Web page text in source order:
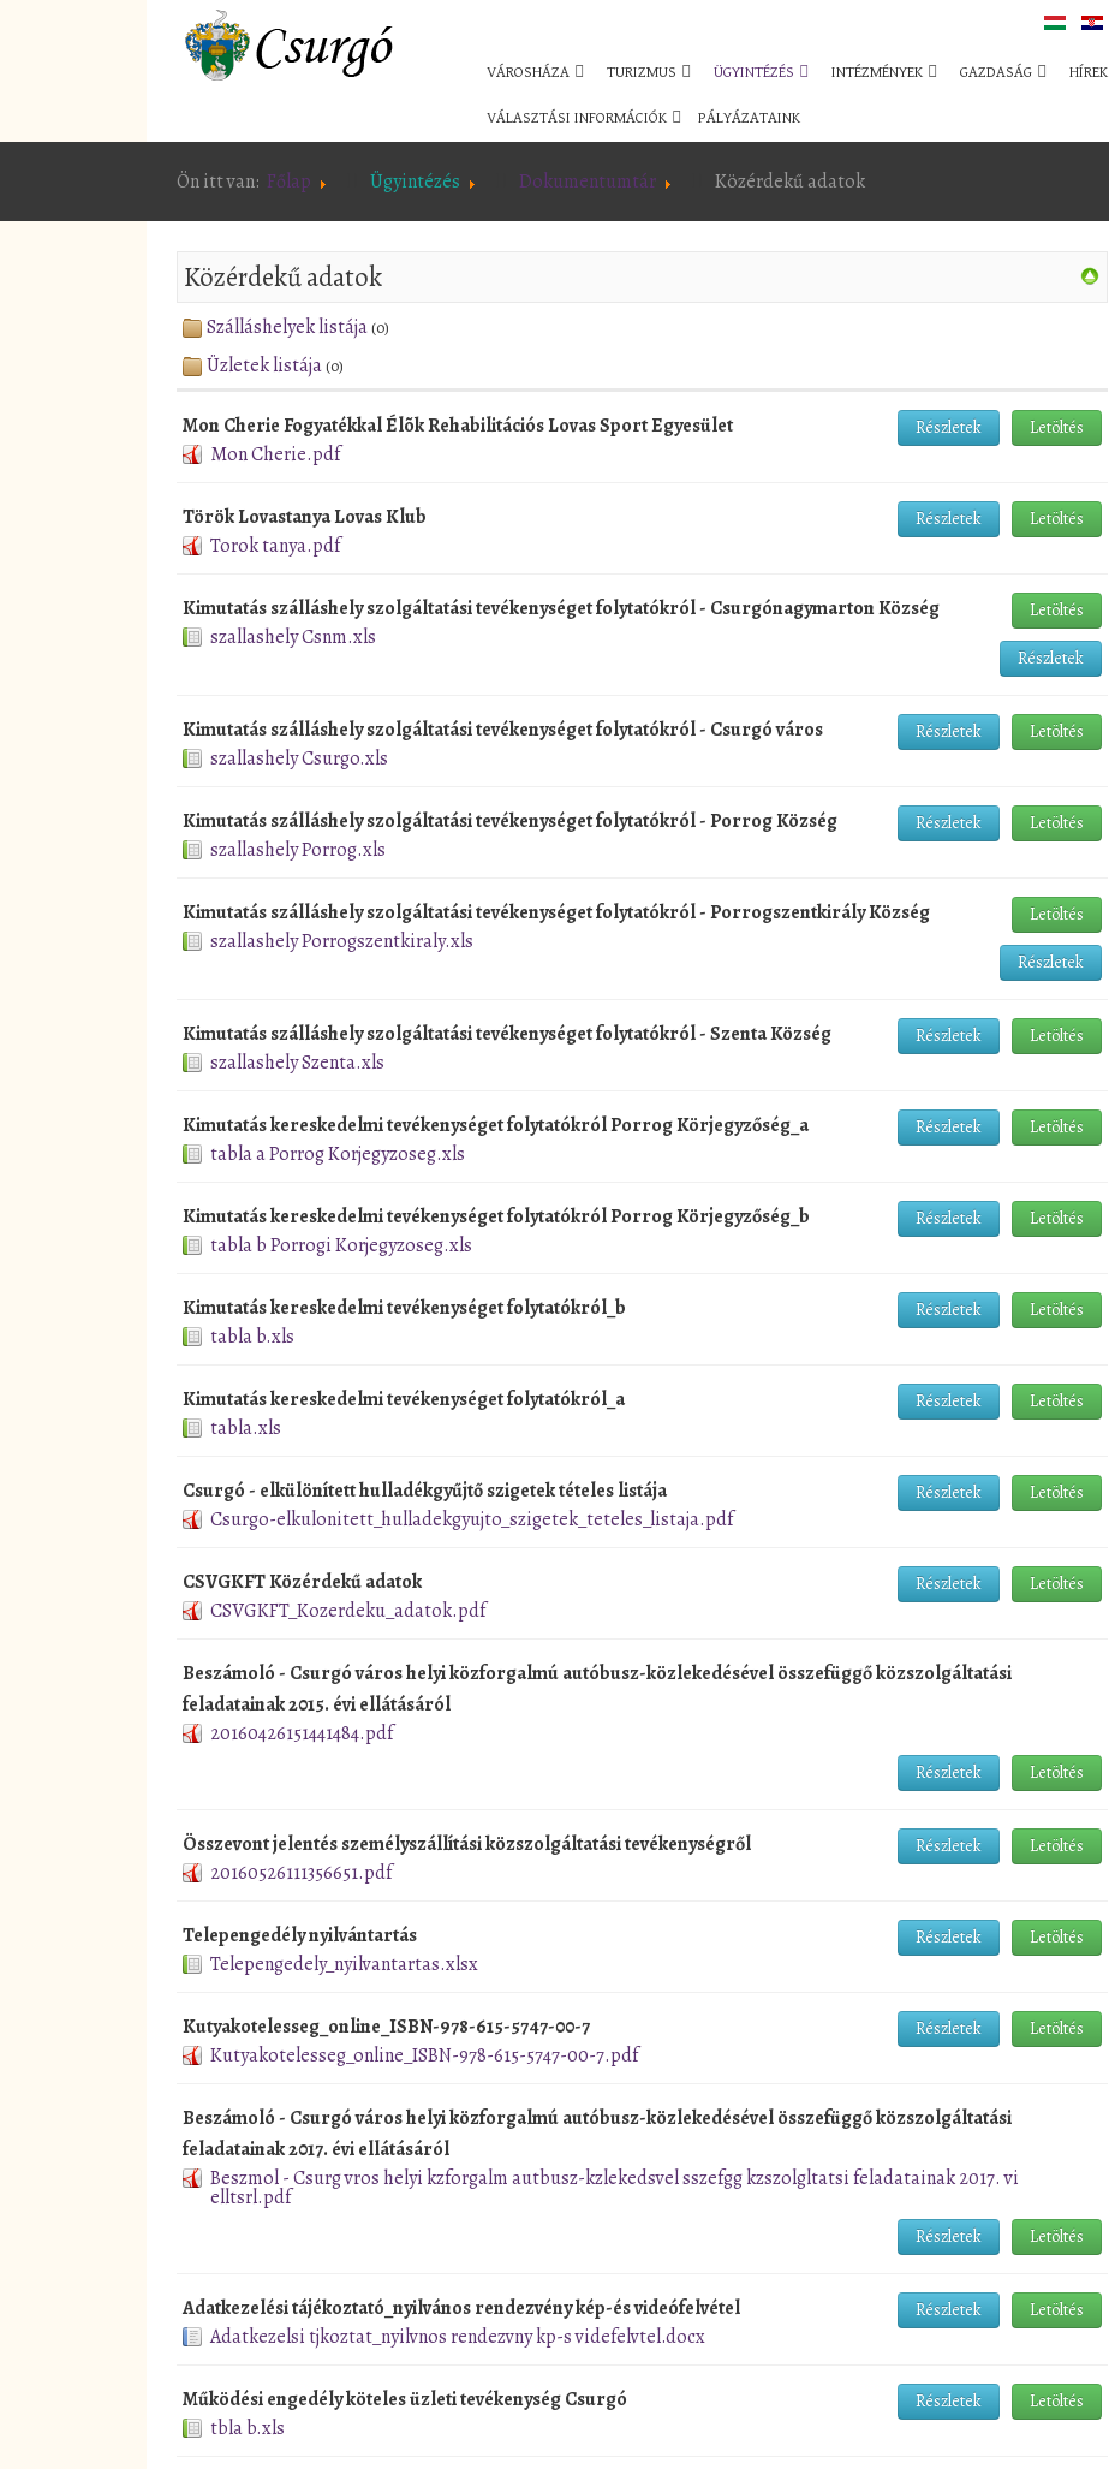
VÁROSHÁZA TURIZMUS ÜGYINTÉZÉS INTÉZMÉNYEK GAZDASÁG HÍREK
VÁLASZTÁSI INFORMÁCIÓK PÁLYÁZATAINK
Ön itt van: Főlap Ügyintézés Dokumentumtár Közérdekű adatok
Közérdekű adatok
Szálláshelyek listája(0)
Üzletek listája(0)
Mon Cherie Fogyatékkal Élõk Rehabilitációs Lovas Sport Egyesület
Mon Cherie.pdf
Letöltés
Részletek
Török Lovastanya Lovas Klub
Torok tanya.pdf
Letöltés
Részletek
Kimutatás szálláshely szolgáltatási tevékenységet folytatókról - Csurgónagymarton Község
szallashely Csnm.xls
Letöltés
Részletek
Kimutatás szálláshely szolgáltatási tevékenységet folytatókról - Csurgó város
szallashely Csurgo.xls
Letöltés
Részletek
Kimutatás szálláshely szolgáltatási tevékenységet folytatókról - Porrog Község
szallashely Porrog.xls
Letöltés
Részletek
Kimutatás szálláshely szolgáltatási tevékenységet folytatókról - Porrogszentkirály Község
szallashely Porrogszentkiraly.xls
Letöltés
Részletek
Kimutatás szálláshely szolgáltatási tevékenységet folytatókról - Szenta Község
szallashely Szenta.xls
Letöltés
Részletek
Kimutatás kereskedelmi tevékenységet folytatókról Porrog Körjegyzőség_a
tabla a Porrog Korjegyzoseg.xls
Letöltés
Részletek
Kimutatás kereskedelmi tevékenységet folytatókról Porrog Körjegyzőség_b
tabla b Porrogi Korjegyzoseg.xls
Letöltés
Részletek
Kimutatás kereskedelmi tevékenységet folytatókról_b
tabla b.xls
Letöltés
Részletek
Kimutatás kereskedelmi tevékenységet folytatókról_a
tabla.xls
Letöltés
Részletek
Csurgó - elkülönített hulladékgyűjtő szigetek tételes listája
Csurgo-elkulonitett_hulladekgyujto_szigetek_teteles_listaja.pdf
Letöltés
Részletek
CSVGKFT Közérdekű adatok
CSVGKFT_Kozerdeku_adatok.pdf
Letöltés
Részletek
Beszámoló - Csurgó város helyi közforgalmú autóbusz-közlekedésével összefüggő közszolgáltatási
feladatainak 2015. évi ellátásáról
20160426151441484.pdf
Letöltés
Részletek
Összevont jelentés személyszállítási közszolgáltatási tevékenységről
20160526111356651.pdf
Letöltés
Részletek
Telepengedély nyilvántartás
Telepengedely_nyilvantartas.xlsx
Letöltés
Részletek
Kutyakotelesseg_online_ISBN-978-615-5747-00-7
Kutyakotelesseg_online_ISBN-978-615-5747-00-7.pdf
Letöltés
Részletek
Beszámoló - Csurgó város helyi közforgalmú autóbusz-közlekedésével összefüggő közszolgáltatási
feladatainak 2017. évi ellátásáról
Beszmol - Csurg vros helyi kzforgalm autbusz-kzlekedsvel sszefgg kzszolgltatsi feladatainak 2017. vi
elltsrl.pdf
Letöltés
Részletek
Adatkezelési tájékoztató_nyilvános rendezvény kép-és videófelvétel
Adatkezelsi tjkoztat_nyilvnos rendezvny kp-s videfelvtel.docx
Letöltés
Részletek
Működési engedély köteles üzleti tevékenység Csurgó
tbla b.xls
Letöltés
Részletek